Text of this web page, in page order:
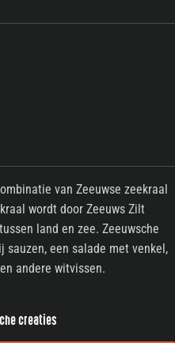
van Zeeuwse zeekraal
wordt door Zeeuws Zilt
land en zee. Zeeuwsche
een salade met venkel,
andere witvissen.
creaties